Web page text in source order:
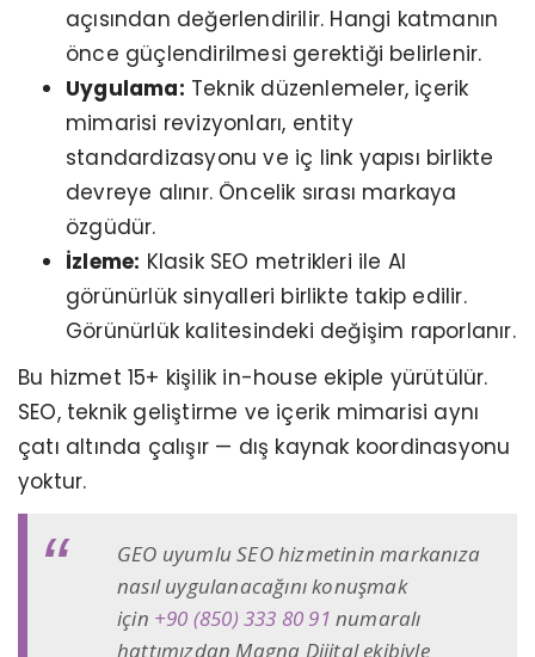
açısından değerlendirilir. Hangi katmanın
önce güçlendirilmesi gerektiği belirlenir.
Uygulama: Teknik düzenlemeler, içerik
mimarisi revizyonları, entity
standardizasyonu ve iç link yapısı birlikte
devreye alınır. Öncelik sırası markaya
özgüdür.
İzleme: Klasik SEO metrikleri ile AI
görünürlük sinyalleri birlikte takip edilir.
Görünürlük kalitesindeki değişim raporlanır.
Bu hizmet 15+ kişilik in-house ekiple yürütülür.
SEO, teknik geliştirme ve içerik mimarisi aynı
çatı altında çalışır — dış kaynak koordinasyonu
yoktur.
GEO uyumlu SEO hizmetinin markanıza
nasıl uygulanacağını konuşmak
için +90 (850) 333 80 91 numaralı
hattımızdan Magna Dijital ekibiyle